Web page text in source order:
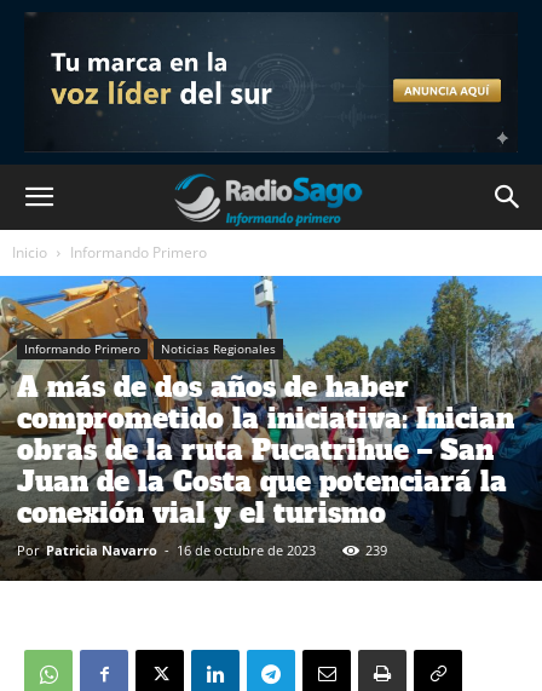
Inicio Informando Primero
Informando Primero Noticias Regionales
A más de dos años de haber
comprometido la iniciativa: Inician
obras de la ruta Pucatrihue – San
Juan de la Costa que potenciará la
conexión vial y el turismo
Por Patricia Navarro - 16 de octubre de 2023 239